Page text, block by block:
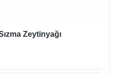
Zeytinyağı